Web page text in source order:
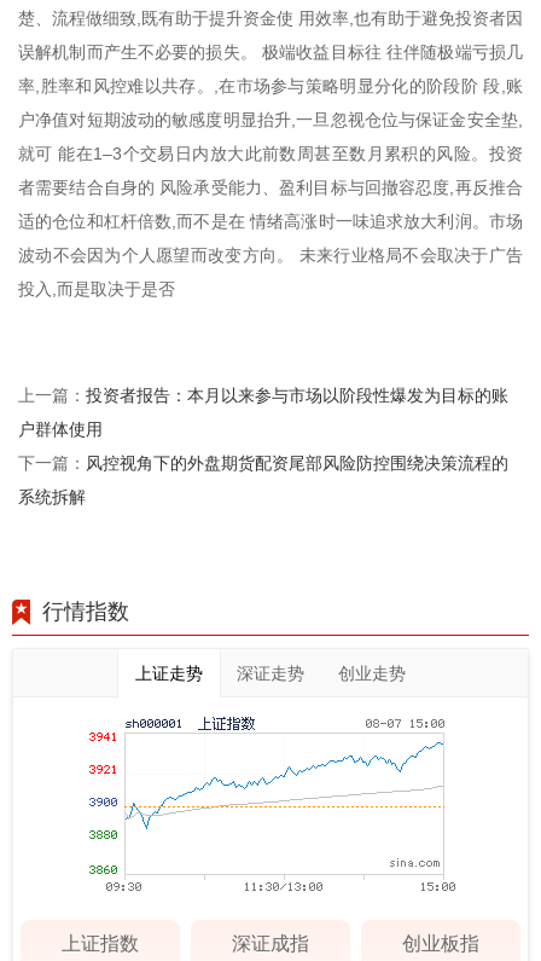
楚、流程做细致,既有助于提升资金使 用效率,也有助于避免投资者因
误解机制而产生不必要的损失。 极端收益目标往 往伴随极端亏损几
率,胜率和风控难以共存。,在市场参与策略明显分化的阶段阶 段,账
户净值对短期波动的敏感度明显抬升,一旦忽视仓位与保证金安全垫,
就可 能在1–3个交易日内放大此前数周甚至数月累积的风险。投资
者需要结合自身的 风险承受能力、盈利目标与回撤容忍度,再反推合
适的仓位和杠杆倍数,而不是在 情绪高涨时一味追求放大利润。市场
波动不会因为个人愿望而改变方向。 未来行业格局不会取决于广告
投入,而是取决于是否
上一篇： 投资者报告：本月以来参与市场以阶段性爆发为目标的账
户群体使用
下一篇： 风控视角下的外盘期货配资尾部风险防控围绕决策流程的
系统拆解
行情指数
上证走势 深证走势 创业走势
上证指数 深证成指 创业板指